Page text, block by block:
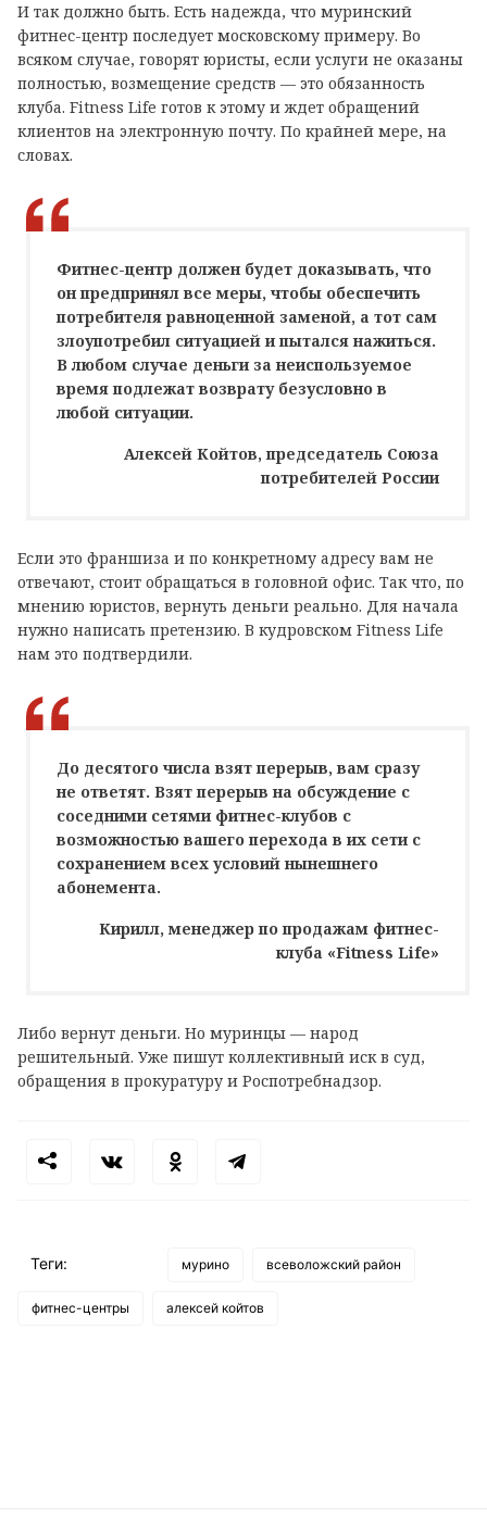
И так должно быть. Есть надежда, что муринский
фитнес-центр последует московскому примеру. Во
всяком случае, говорят юристы, если услуги не оказаны
полностью, возмещение средств — это обязанность
клуба. Fitness Life готов к этому и ждет обращений
клиентов на электронную почту. По крайней мере, на
словах.
Фитнес-центр должен будет доказывать, что
он предпринял все меры, чтобы обеспечить
потребителя равноценной заменой, а тот сам
злоупотребил ситуацией и пытался нажиться.
В любом случае деньги за неиспользуемое
время подлежат возврату безусловно в
любой ситуации.
Алексей Койтов, председатель Союза
потребителей России
Если это франшиза и по конкретному адресу вам не
отвечают, стоит обращаться в головной офис. Так что, по
мнению юристов, вернуть деньги реально. Для начала
нужно написать претензию. В кудровском Fitness Life
нам это подтвердили.
До десятого числа взят перерыв, вам сразу
не ответят. Взят перерыв на обсуждение с
соседними сетями фитнес-клубов с
возможностью вашего перехода в их сети с
сохранением всех условий нынешнего
абонемента.
Кирилл, менеджер по продажам фитнес-
клуба «Fitness Life»
Либо вернут деньги. Но муринцы — народ
решительный. Уже пишут коллективный иск в суд,
обращения в прокуратуру и Роспотребнадзор.
Теги: мурино всеволожский район
фитнес-центры алексей койтов